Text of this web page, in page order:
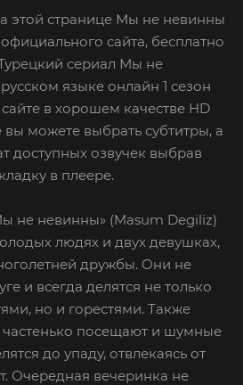
этой странице Мы не невинны
сайта, бесплатно
сериал Мы не
языке онлайн 1 сезон
в хорошем качестве HD
можете выбрать субтитры, а
доступных озвучек выбрав
в плеере.
не невинны» (Masum Degiliz)
людях и двух девушках,
дружбы. Они не
и всегда делятся не только
но и горестями. Также
посещают и шумные
до упаду, отвлекаясь от
Очередная вечеринка не